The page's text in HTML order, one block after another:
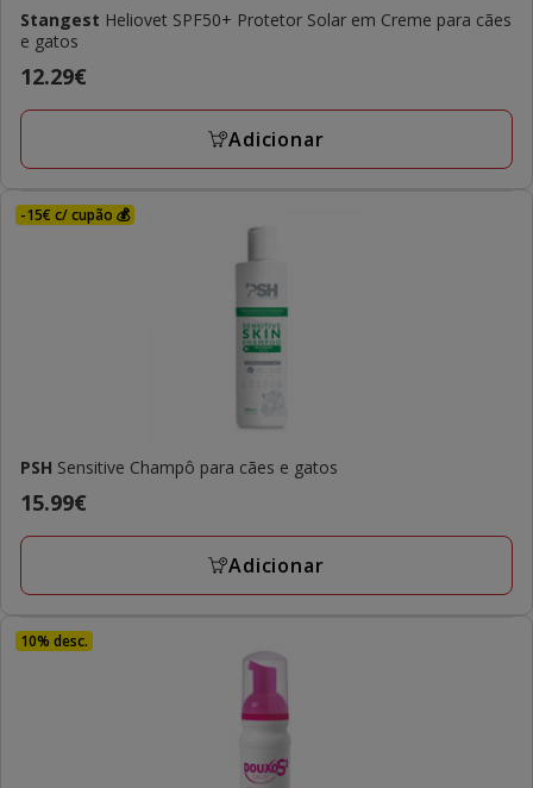
Stangest Heliovet SPF50+ Protetor Solar em Creme para cães
e gatos
Preço
12.29€
12.29€
Adicionar
-15€ c/ cupão 💰
PSH Sensitive Champô para cães e gatos
Preço
15.99€
15.99€
Adicionar
10% desc.